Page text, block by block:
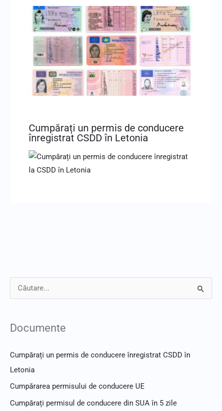
a
r
Documente
Cumpărați un permis de conducere înregistrat CSDD în
Letonia
Cumpărarea permisului de conducere UE
Cumpărați permisul de conducere din SUA în 5 zile
Cumpărați un permis de conducere
înregistrat CSDD în Letonia